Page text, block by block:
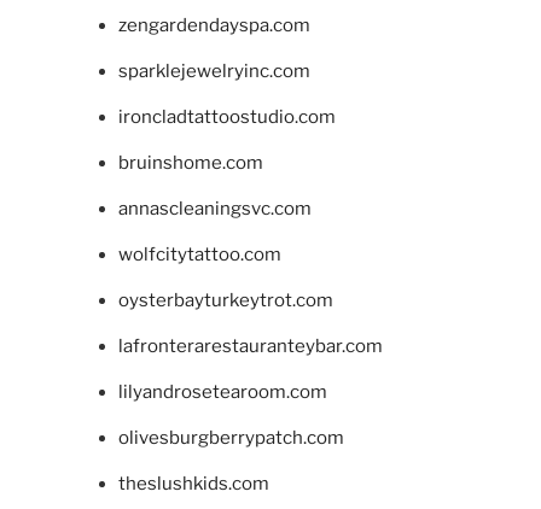
zengardendayspa.com
sparklejewelryinc.com
ironcladtattoostudio.com
bruinshome.com
annascleaningsvc.com
wolfcitytattoo.com
oysterbayturkeytrot.com
lafronterarestauranteybar.com
lilyandrosetearoom.com
olivesburgberrypatch.com
theslushkids.com